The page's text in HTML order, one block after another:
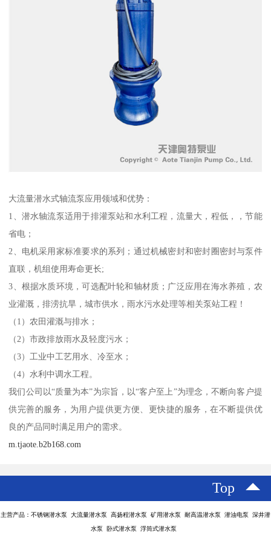
大流量潜水式轴流泵应用领域和优势：
1、潜水轴流泵适用于排灌泵站和水利工程，流量大，程低，，节能
省电；
2、电机采用家标准要求的系列；通过机械密封和密封圈密封与泵件
直联，机组使用寿命更长;
3、根据水质环境，可选配叶轮和轴材质；广泛应用在海水养殖，农
业灌溉，排涝抗旱，城市供水，雨水污水处理等相关泵站工程！
（1）农田灌溉与排水；
（2）市政排放雨水及轻度污水；
（3）工业中工艺用水、冷至水；
（4）水利中调水工程。
我们公司以“质量为本”为宗旨，以“客户至上”为理念，不断向客户提
供完善的服务，为用户提供更方便、更快捷的服务，在不断提供优
良的产品同时满足用户的需求。
m.tjaote.b2b168.com
Top
主营产品：不锈钢潜水泵 大流量潜水泵 高扬程潜水泵 矿用潜水泵 耐高温潜水泵 潜油电泵 深井潜
水泵 卧式潜水泵 浮筒式潜水泵